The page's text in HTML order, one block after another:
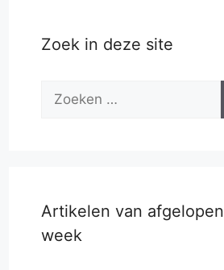
Zoek in deze site
Zoek
Artikelen van afgelopen
week